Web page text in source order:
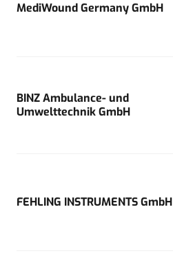
MediWound Germany GmbH
BINZ Ambulance- und
Umwelttechnik GmbH
FEHLING INSTRUMENTS GmbH